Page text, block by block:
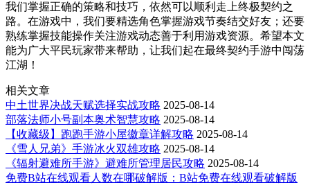
我们掌握正确的策略和技巧，依然可以顺利走上终极契约之
路。在游戏中，我们要精选角色掌握游戏节奏结交好友；还要
熟练掌握技能操作关注游戏动态善于利用游戏资源。希望本文
能为广大平民玩家带来帮助，让我们起在最终契约手游中闯荡
江湖！
相关文章
中土世界决战天赋选择实战攻略 2025-08-14
部落法师小号副本奥术智慧攻略 2025-08-14
【收藏级】跑跑手游小屋徽章详解攻略 2025-08-14
《雪人兄弟》手游冰火双雄攻略 2025-08-14
《辐射避难所手游》避难所管理居民攻略 2025-08-14
免费B站在线观看人数在哪破解版：B站免费在线观看破解版